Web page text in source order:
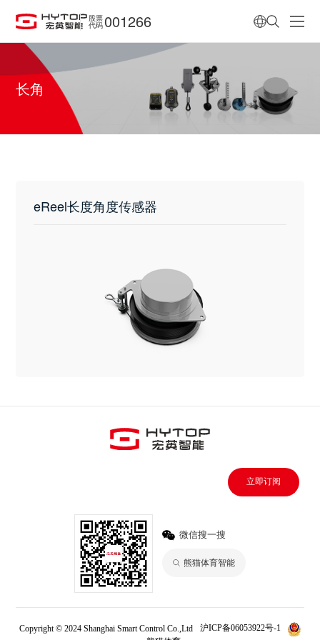
股票
代码 001266
长角
eReel长度角度传感器
立即订阅
微信搜一搜
熊猫体育智能
Copyright © 2024 Shanghai Smart Control Co.,Ltd
沪ICP备06053922号-1